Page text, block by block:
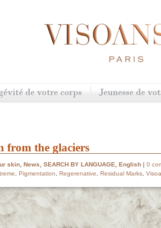
from the glaciers
skin, News, SEARCH BY LANGUAGE, English | 0
, Pigmentation, Regerenative, Residual Marks,